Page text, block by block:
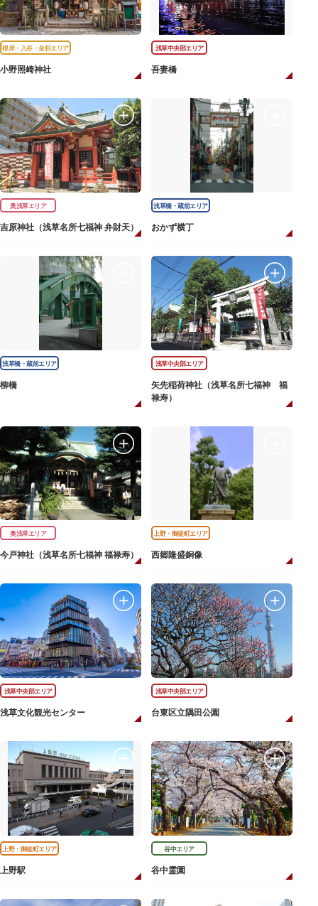
根岸・入谷・金杉エリア
小野照崎神社
浅草中央部エリア
吾妻橋
奥浅草エリア
吉原神社（浅草名所七福神 弁財天）
浅草橋・蔵前エリア
おかず横丁
浅草橋・蔵前エリア
柳橋
浅草中央部エリア
矢先稲荷神社（浅草名所七福神 福
禄寿）
奥浅草エリア
今戸神社（浅草名所七福神 福禄寿）
上野・御徒町エリア
西郷隆盛銅像
浅草中央部エリア
浅草文化観光センター
浅草中央部エリア
台東区立隅田公園
上野・御徒町エリア
上野駅
谷中エリア
谷中霊園